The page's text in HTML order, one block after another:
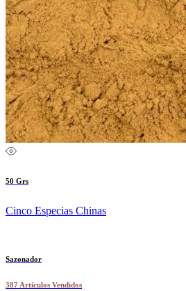
50 Grs
Cinco Especias Chinas
Sazonador
387 Artículos Vendidos